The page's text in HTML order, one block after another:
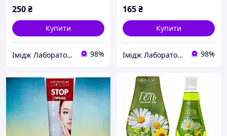
250₴
Купити
Імідж Лабораторія 98%
165₴
Купити
Імідж Лабораторія 98%